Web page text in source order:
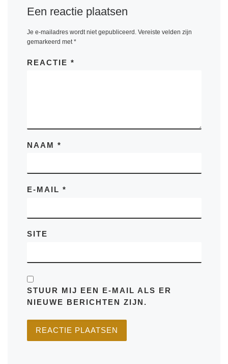
Een reactie plaatsen
Je e-mailadres wordt niet gepubliceerd. Vereiste velden zijn
gemarkeerd met*
REACTIE *
NAAM *
E-MAIL *
SITE
STUUR MIJ EEN E-MAIL ALS ER
NIEUWE BERICHTEN ZIJN.